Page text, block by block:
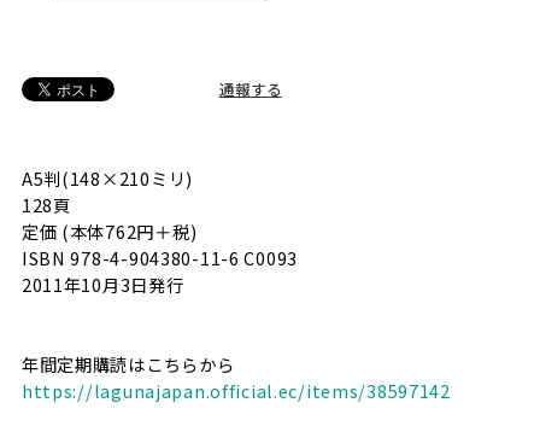
通報する
A5判(148×210ミリ)
128頁
定価 (本体762円＋税)
ISBN 978-4-904380-11-6 C0093
2011年10月3日発行
年間定期購読はこちらから
https://lagunajapan.official.ec/items/38597142